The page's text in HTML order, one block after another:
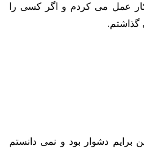
عمل می کردم و اگر کسی را
گذاشتم.
برایم دشوار بود و نمی دانستم